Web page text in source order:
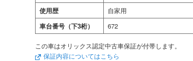
使用歴
自家用
車台番号（下3桁）
672
この車はオリックス認定中古車保証が付帯します。
保証内容についてはこちら